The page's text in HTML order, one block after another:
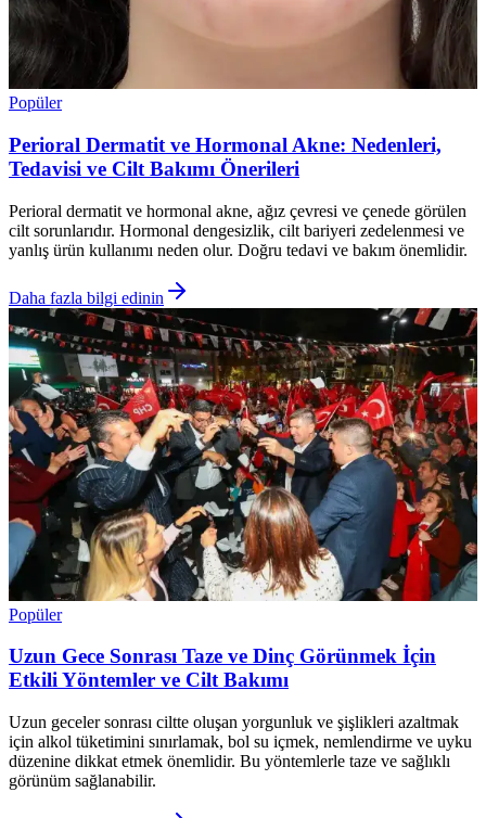
Popüler
Perioral Dermatit ve Hormonal Akne: Nedenleri,
Tedavisi ve Cilt Bakımı Önerileri
Perioral dermatit ve hormonal akne, ağız çevresi ve çenede görülen
cilt sorunlarıdır. Hormonal dengesizlik, cilt bariyeri zedelenmesi ve
yanlış ürün kullanımı neden olur. Doğru tedavi ve bakım önemlidir.
Daha fazla bilgi edinin
Popüler
Uzun Gece Sonrası Taze ve Dinç Görünmek İçin
Etkili Yöntemler ve Cilt Bakımı
Uzun geceler sonrası ciltte oluşan yorgunluk ve şişlikleri azaltmak
için alkol tüketimini sınırlamak, bol su içmek, nemlendirme ve uyku
düzenine dikkat etmek önemlidir. Bu yöntemlerle taze ve sağlıklı
görünüm sağlanabilir.